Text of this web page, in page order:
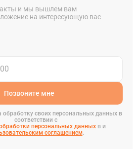
и мы вышлем вам
на интересующую вас
Позвоните мне
обработку своих персональных данных в
соответствии с
персональных данныхв и
соглашением.